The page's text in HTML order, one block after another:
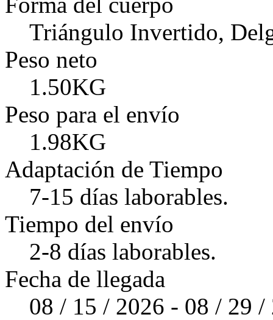
Triángulo Invertido,
Peso neto
1.50KG
Peso para el envío
1.98KG
Adaptación de Tiempo
7-15 días laborables.
Tiempo del envío
2-8 días laborables.
Fecha de llegada
08 / 15 / 2026 - 08 / 29 /